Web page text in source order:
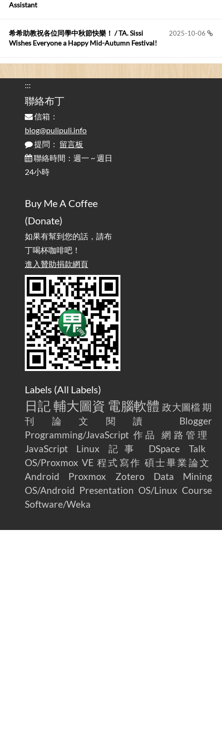
您好,首先肯定感謝您造福許多莘莘學子。有...
Assistant
2025-10-06
希希助教祝各位同學中秋節快樂！ / TA. Sissi
Wishes Everyone a Happy Mid-Autumn Festival!
為何桌前打字總是腰痠背痛？桌子高度和螢幕高度
對人體工學的影響 / The Effect of Desk and Monitor Height on
Ergonomics: Why Does Typing at a Desk Often Lead to Back Pain?
行動網路無法連線？三星手機簡易解決方案
/ Mobile Network Not Connecting? Easy Solutions for Samsung
實作相容OpenAI API，但背後不是OpenAI的API服
務 / Implementing OpenAI API-Compatible Services, But Not
Powered by OpenAI
雜談：生活小技巧之用魔鬼氈避免機車鑰匙脫落吧
/ Talk: Use Velcro to Prevent Your Motorcycle Key From Falling
AdGuard Home不只是拿來擋廣告/ AdGuard
Home Is More Than Just an Ad Blocker
:::
聯絡布丁
信箱：
blog@pulipuli.info
提問： 留言板
聯絡時間：週一 ~ 週日
24小時
Buy Me A Coffee
(Donate)
如果有幫到您的話，請布
丁喝杯咖啡吧！
進入贊助捐款網頁
Labels (All Labels)
日記 輔大圖資 電腦軟體 政大圖檔 期
刊論文閱讀
Blogger
Programming/JavaScript 作品
網路管理
JavaScript
Linux 記事 DSpace
Talk
OS/Proxmox VE 程式寫作 碩士畢業論文
Android
Proxmox Zotero
Data Mining
OS/Android Presentation OS/Linux Course
Software/Weka